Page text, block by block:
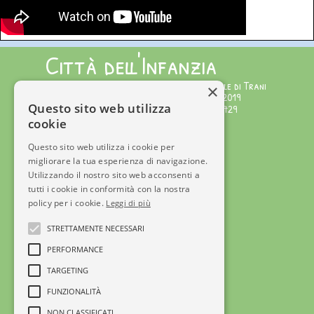
Città dell'Infanzia
Testata giornalistica iscritta al Tribunale di Trani
Numero Registro Stampa 221/2019 del 1/02/2019
info@cittadellinfanzia.it
Editore: APS Città dell'Infanzia C.F.92072340729
Tel +39 3715600890
Direttore Responsabile: Serena Gisotti
© Copyright 2025
Privacy Policy
×
Questo sito web utilizza
cookie
Questo sito web utilizza i cookie per
migliorare la tua esperienza di navigazione.
Utilizzando il nostro sito web acconsenti a
tutti i cookie in conformità con la nostra
policy per i cookie. Leggi di più
STRETTAMENTE NECESSARI
PERFORMANCE
TARGETING
FUNZIONALITÀ